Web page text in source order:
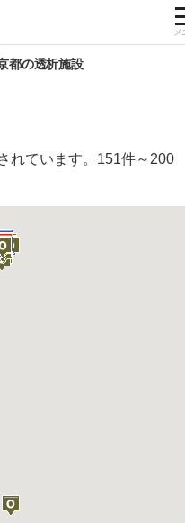
メ
検索する
都の透析施設
れています。151件～200